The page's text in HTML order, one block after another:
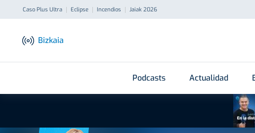
Caso Plus Ultra Eclipse Incendios Jaiak 2026
Bizkaia
Podcasts Actualidad